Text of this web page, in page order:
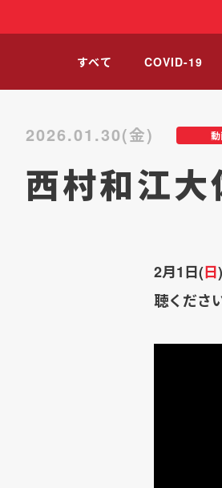
すべて COVID-19
2026.01.30(金)
西村和江
2月1日(日
聴ください